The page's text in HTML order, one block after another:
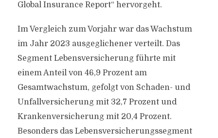
Global Insurance Report“ hervorgeht.
Im Vergleich zum Vorjahr war das Wachstum
im Jahr 2023 ausgeglichener verteilt. Das
Segment Lebensversicherung führte mit
einem Anteil von 46,9 Prozent am
Gesamtwachstum, gefolgt von Schaden- und
Unfallversicherung mit 32,7 Prozent und
Krankenversicherung mit 20,4 Prozent.
Besonders das Lebensversicherungssegment